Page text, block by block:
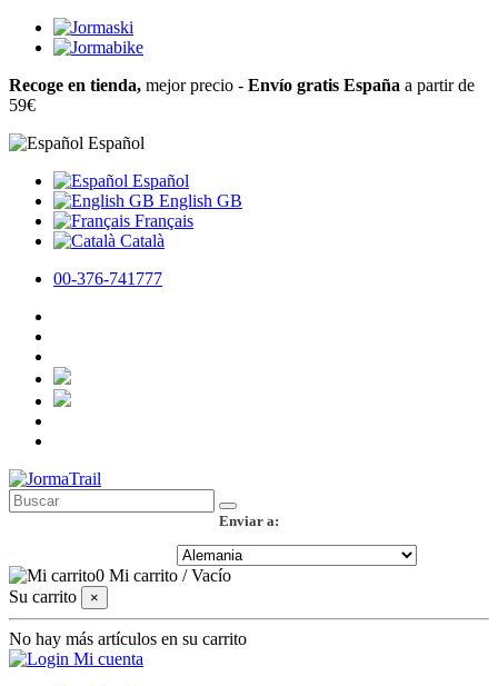
Recoge en tienda, mejor precio - Envío gratis España a partir de
59€
Español
Español
English GB
Français
Català
00-376-741777
Enviar a:
0 Mi carrito /Vacío
Su carrito
×
No hay más artículos en su carrito
Mi cuenta